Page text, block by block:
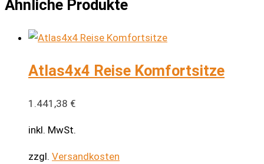
Ähnliche Produkte
Atlas4x4 Reise Komfortsitze
1.441,38 €
inkl. MwSt.
zzgl. Versandkosten